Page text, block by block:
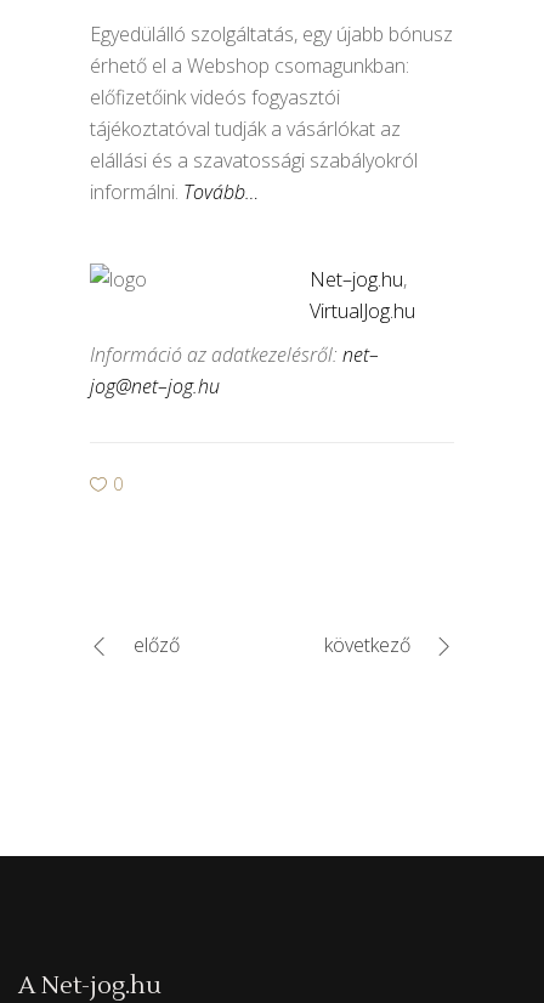
Egyedülálló szolgáltatás, egy újabb bónusz
érhető el a Webshop csomagunkban:
előfizetőink videós fogyasztói
tájékoztatóval tudják a vásárlókat az
elállási és a szavatossági szabályokról
informálni. Tovább…
Net–jog.hu,
VirtualJog.hu
Információ az adatkezelésről: net–
jog@net–jog.hu
0
előző következő
A Net-jog.hu